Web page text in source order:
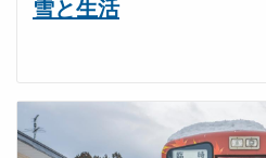
雪と生活